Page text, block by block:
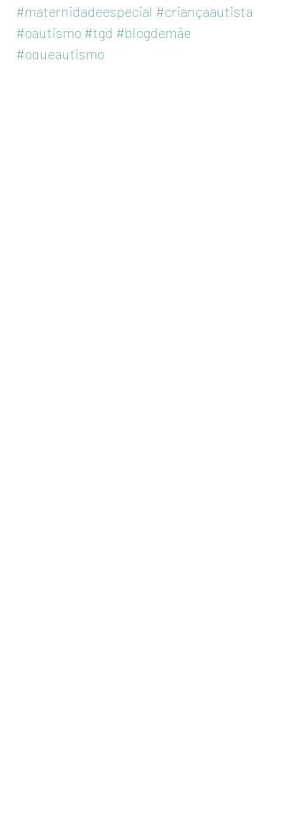
#maternidadeespecial #criançaautista
#oautismo #tgd #blogdemãe
#oqueautismo